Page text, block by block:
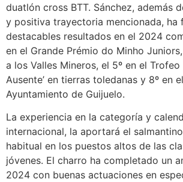
duatlón cross BTT. Sánchez, además
y positiva trayectoria mencionada, ha
destacables resultados en el 2024
en el Grande Prémio do Minho
a los Valles Mineros, el 5º en el Trofeo
Ausente’ en tierras toledanas y 8º en
Ayuntamiento de Guijuelo.
La experiencia en la categoría y
internacional, la aportará el
habitual en los puestos altos de las
jóvenes. El charro ha completado un
2024 con buenas actuaciones en